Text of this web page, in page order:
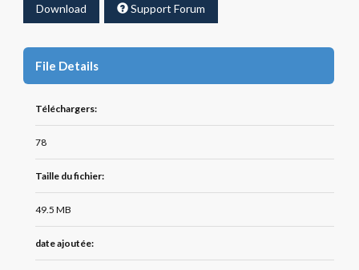
Download Support Forum
File Details
Téléchargers:
78
Taille du fichier:
49.5 MB
date ajoutée: